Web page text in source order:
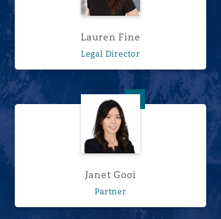
Lauren Fine
Legal Director
Janet Gooi
Janet Gooi
Partner